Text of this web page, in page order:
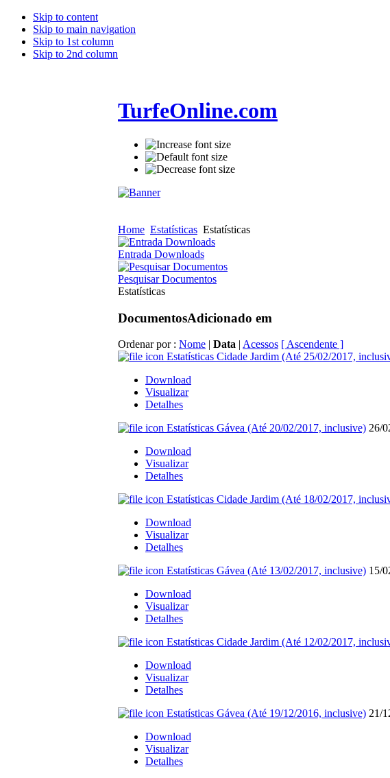
Skip to content
Skip to main navigation
Skip to 1st column
Skip to 2nd column
TurfeOnline.com
Home Estatísticas Estatísticas
Entrada Downloads
Pesquisar Documentos
Estatísticas
DocumentosAdicionado em
Ordenar por : Nome | Data | Acessos [ Ascendente ]
Estatísticas Cidade Jardim (Até 25/02/2017,
Download
Visualizar
Detalhes
Estatísticas Gávea (Até 20/02/2017, inclusive) 26/
Download
Visualizar
Detalhes
Estatísticas Cidade Jardim (Até 18/02/2017,
Download
Visualizar
Detalhes
Estatísticas Gávea (Até 13/02/2017, inclusive) 15/
Download
Visualizar
Detalhes
Estatísticas Cidade Jardim (Até 12/02/2017,
Download
Visualizar
Detalhes
Estatísticas Gávea (Até 19/12/2016, inclusive) 21/
Download
Visualizar
Detalhes